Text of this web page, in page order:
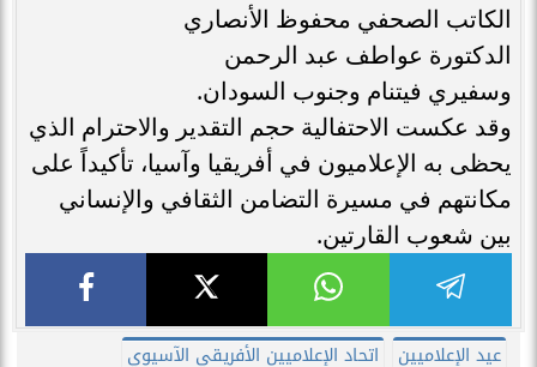
الكاتب الصحفي محفوظ الأنصاري
الدكتورة عواطف عبد الرحمن
وسفيري فيتنام وجنوب السودان.
وقد عكست الاحتفالية حجم التقدير والاحترام الذي
يحظى به الإعلاميون في أفريقيا وآسيا، تأكيداً على
مكانتهم في مسيرة التضامن الثقافي والإنساني
بين شعوب القارتين.
عيد الإعلاميين
اتحاد الإعلاميين الأفريقي الآسيوي